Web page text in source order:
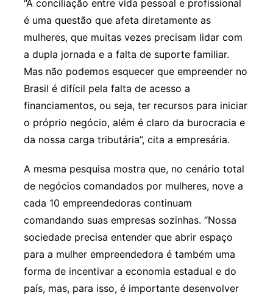
“A conciliação entre vida pessoal e profissional
é uma questão que afeta diretamente as
mulheres, que muitas vezes precisam lidar com
a dupla jornada e a falta de suporte familiar.
Mas não podemos esquecer que empreender no
Brasil é difícil pela falta de acesso a
financiamentos, ou seja, ter recursos para iniciar
o próprio negócio, além é claro da burocracia e
da nossa carga tributária”, cita a empresária.
A mesma pesquisa mostra que, no cenário total
de negócios comandados por mulheres, nove a
cada 10 empreendedoras continuam
comandando suas empresas sozinhas. “Nossa
sociedade precisa entender que abrir espaço
para a mulher empreendedora é também uma
forma de incentivar a economia estadual e do
país, mas, para isso, é importante desenvolver